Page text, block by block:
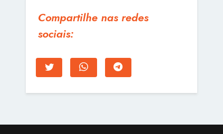
Compartilhe nas redes
sociais: